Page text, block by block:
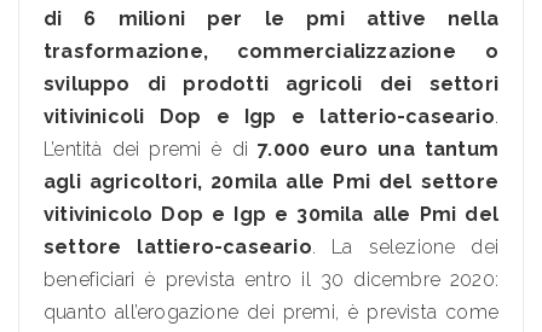
di 6 milioni per le pmi attive nella
trasformazione, commercializzazione o
sviluppo di prodotti agricoli dei settori
vitivinicoli Dop e Igp e latterio-caseario.
L’entità dei premi è di 7.000 euro una tantum
agli agricoltori, 20mila alle Pmi del settore
vitivinicolo Dop e Igp e 30mila alle Pmi del
settore lattiero-caseario. La selezione dei
beneficiari è prevista entro il 30 dicembre 2020:
quanto all’erogazione dei premi, è prevista come